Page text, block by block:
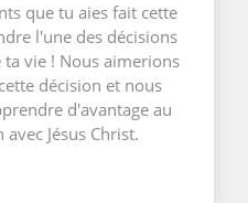
que tu aies fait cette
l'une des décisions
vie ! Nous aimerions
décision et nous
d'avantage au
Jésus Christ.